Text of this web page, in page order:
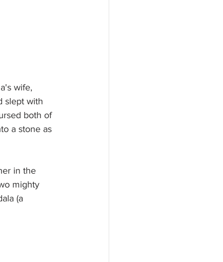
wife,
slept with
both of
a stone as
in the
mighty
(a